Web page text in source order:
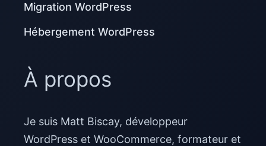
Migration WordPress
Hébergement WordPress
À propos
Je suis Matt Biscay, développeur
WordPress et WooCommerce, formateur et